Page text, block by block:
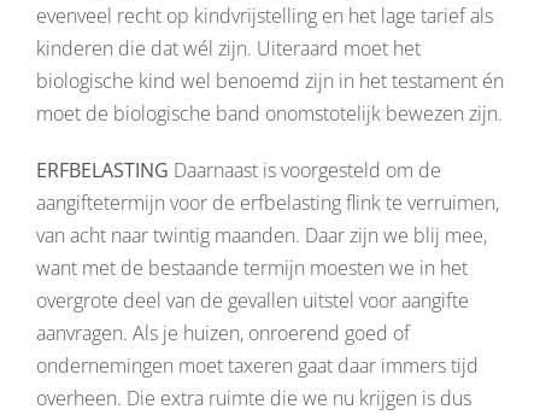
evenveel recht op kindvrijstelling en het lage tarief als
kinderen die dat wél zijn. Uiteraard moet het
biologische kind wel benoemd zijn in het testament én
moet de biologische band onomstotelijk bewezen zijn.
ERFBELASTING Daarnaast is voorgesteld om de
aangiftetermijn voor de erfbelasting flink te verruimen,
van acht naar twintig maanden. Daar zijn we blij mee,
want met de bestaande termijn moesten we in het
overgrote deel van de gevallen uitstel voor aangifte
aanvragen. Als je huizen, onroerend goed of
ondernemingen moet taxeren gaat daar immers tijd
overheen. Die extra ruimte die we nu krijgen is dus